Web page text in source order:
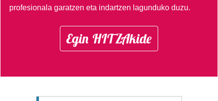
profesionala garatzen eta indartzen lagunduko duzu.
Egin HITZAkide